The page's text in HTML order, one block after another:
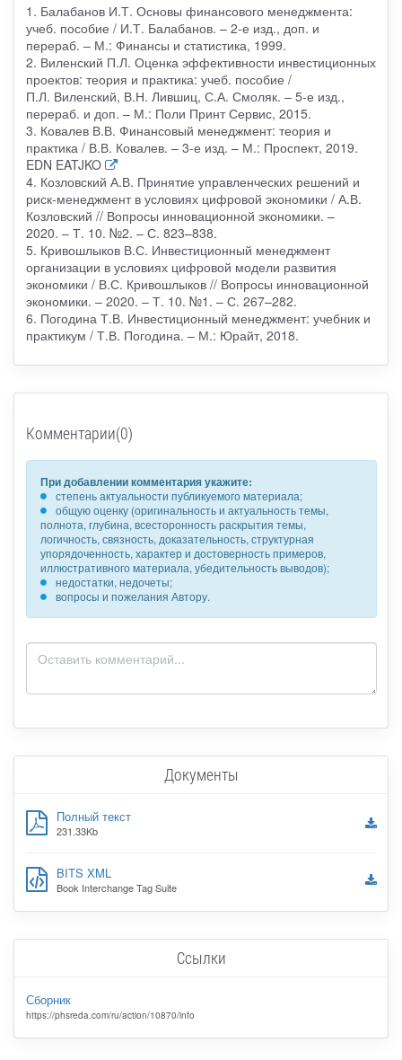
1. Балабанов И.Т. Основы финансового менеджмента:
учеб. пособие / И.Т. Балабанов. – 2-е изд., доп. и
перераб. – М.: Финансы и статистика, 1999.
2. Виленский П.Л. Оценка эффективности инвестиционных
проектов: теория и практика: учеб. пособие /
П.Л. Виленский, В.Н. Лившиц, С.А. Смоляк. – 5-е изд.,
перераб. и доп. – М.: Поли Принт Сервис, 2015.
3. Ковалев В.В. Финансовый менеджмент: теория и
практика / В.В. Ковалев. – 3-е изд. – М.: Проспект, 2019.
EDN EATJKO
4. Козловский А.В. Принятие управленческих решений и
риск-менеджмент в условиях цифровой экономики / А.В.
Козловский // Вопросы инновационной экономики. –
2020. – Т. 10. №2. – С. 823–838.
5. Кривошлыков В.С. Инвестиционный менеджмент
организации в условиях цифровой модели развития
экономики / В.С. Кривошлыков // Вопросы инновационной
экономики. – 2020. – Т. 10. №1. – С. 267–282.
6. Погодина Т.В. Инвестиционный менеджмент: учебник и
практикум / Т.В. Погодина. – М.: Юрайт, 2018.
Комментарии(0)
При добавлении комментария укажите:
степень актуальности публикуемого материала;
общую оценку (оригинальность и актуальность темы,
полнота, глубина, всесторонность раскрытия темы,
логичность, связность, доказательность, структурная
упорядоченность, характер и достоверность примеров,
иллюстративного материала, убедительность выводов);
недостатки, недочеты;
вопросы и пожелания Автору.
Документы
Полный текст
231.33Kb
BITS XML
Book Interchange Tag Suite
Ссылки
Сборник
https://phsreda.com/ru/action/10870/info